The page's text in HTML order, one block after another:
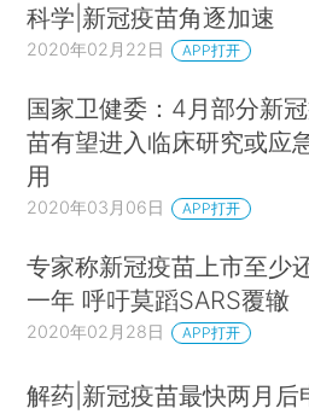
科学|新冠疫苗角逐加速
2020年02月22日 APP打开
国家卫健委：4月部分新
苗有望进入临床研究或应
用
2020年03月06日 APP打开
专家称新冠疫苗上市至少
一年 呼吁莫蹈SARS覆辙
2020年02月28日 APP打开
解药|新冠疫苗最快两月后